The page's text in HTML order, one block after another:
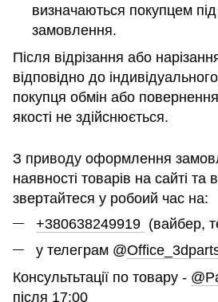
визначаються покупцем
замовлення.
Після відрізання або
відповідно до
покупця обмін або
якості не здійснюється.
З приводу оформлення
наявності товарів на сайті та
звертайтеся у робоий час на:
+380638249919 (вайбер,
у телеграм @
Консультьтації по товару -
після 17:00